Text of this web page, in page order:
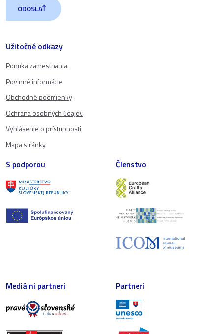
Užitočné odkazy
Ponuka zamestnania
Povinné informácie
Obchodné podmienky
Ochrana osobných údajov
Vyhlásenie o prístupnosti
Mapa stránky
S podporou Členstvo
Mediálni partneri Partneri